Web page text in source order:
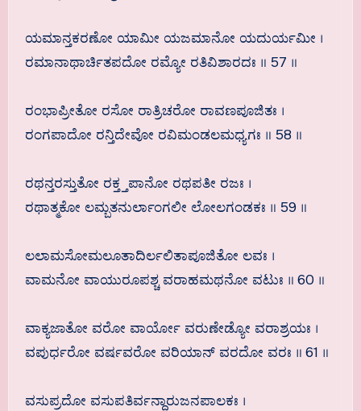
ಯಮಾನ್ತಕರಣೋ ಯಾಮೀ ಯಜಮಾನೋ ಯದುರ್ಯಮೀ ।
ರಮಾನಾಥಾರ್ಚಿತಪದೋ ರಮ್ಯೋ ರತಿವಿಶಾರದಃ ॥ 57 ॥
ರಂಭಾಪ್ರೀತೋ ರಸೋ ರಾತ್ರಿಚರೋ ರಾವಣಪೂಜಿತಃ ।
ರಂಗಪಾದೋ ರನ್ತಿದೇವೋ ರವಿಮಂಡಲಮಧ್ಯಗಃ ॥ 58 ॥
ರಥನ್ತರಸ್ತುತೋ ರಕ್ತ್ತಪಾನೋ ರಥಪತೀ ರಜಃ ।
ರಥಾತ್ಮಕೋ ಲಮ್ಬತನುರ್ಲಾಂಗಲೀ ಲೋಲಗಂಡಕಃ ॥ 59 ॥
ಲಲಾಮಸೋಮಲೂತಾದಿರ್ಲಲಿತಾಪೂಜಿತೋ ಲವಃ ।
ವಾಮನೋ ವಾಯುರೂಪಶ್ಚ ವರಾಹಮಥನೋ ವಟುಃ ॥ 60 ॥
ವಾಕ್ಯಜಾತೋ ವರೋ ವಾರ್ಯೋ ವರುಣೇಡ್ಯೋ ವರಾಶ್ರಯಃ ।
ವಪುರ್ಧರೋ ವರ್ಷವರೋ ವರಿಯಾನ್ ವರದೋ ವರಃ ॥ 61 ॥
ವಸುಪ್ರದೋ ವಸುಪತಿರ್ವನ್ದಾರುಜನಪಾಲಕಃ ।